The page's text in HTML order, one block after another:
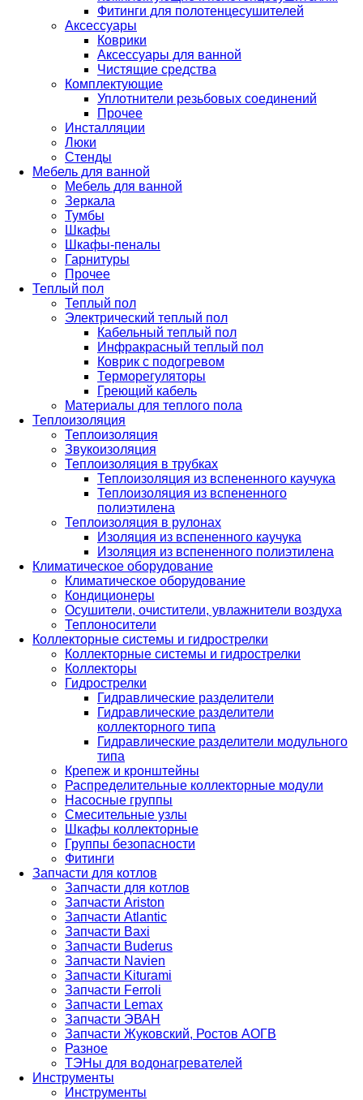
Фитинги для полотенцесушителей
Аксессуары
Коврики
Аксессуары для ванной
Чистящие средства
Комплектующие
Уплотнители резьбовых соединений
Прочее
Инсталляции
Люки
Стенды
Мебель для ванной
Мебель для ванной
Зеркала
Тумбы
Шкафы
Шкафы-пеналы
Гарнитуры
Прочее
Теплый пол
Теплый пол
Электрический теплый пол
Кабельный теплый пол
Инфракрасный теплый пол
Коврик с подогревом
Терморегуляторы
Греющий кабель
Материалы для теплого пола
Теплоизоляция
Теплоизоляция
Звукоизоляция
Теплоизоляция в трубках
Теплоизоляция из вспененного каучука
Теплоизоляция из вспененного
полиэтилена
Теплоизоляция в рулонах
Изоляция из вспененного каучука
Изоляция из вспененного полиэтилена
Климатическое оборудование
Климатическое оборудование
Кондиционеры
Осушители, очистители, увлажнители воздуха
Теплоносители
Коллекторные системы и гидрострелки
Коллекторные системы и гидрострелки
Коллекторы
Гидрострелки
Гидравлические разделители
Гидравлические разделители
коллекторного типа
Гидравлические разделители модульного
типа
Крепеж и кронштейны
Распределительные коллекторные модули
Насосные группы
Смесительные узлы
Шкафы коллекторные
Группы безопасности
Фитинги
Запчасти для котлов
Запчасти для котлов
Запчасти Ariston
Запчасти Atlantic
Запчасти Baxi
Запчасти Buderus
Запчасти Navien
Запчасти Kiturami
Запчасти Ferroli
Запчасти Lemax
Запчасти ЭВАН
Запчасти Жуковский, Ростов АОГВ
Разное
ТЭНы для водонагревателей
Инструменты
Инструменты